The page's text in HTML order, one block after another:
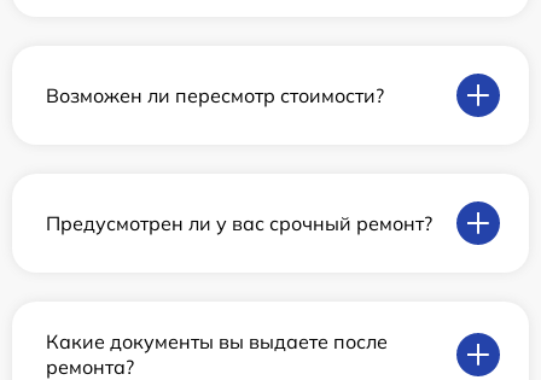
Возможен ли пересмотр стоимости?
Предусмотрен ли у вас срочный ремонт?
Какие документы вы выдаете после
ремонта?